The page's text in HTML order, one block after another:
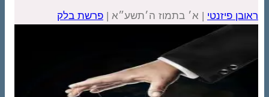
ראובן פיזנטי | א׳ בתמוז ה׳תשע״א | פרשת בלק